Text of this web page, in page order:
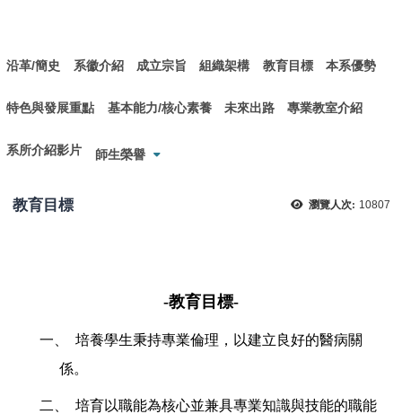
沿革/簡史 系徽介紹 成立宗旨 組織架構 教育目標 本系優勢
特色與發展重點 基本能力/核心素養 未來出路 專業教室介紹
系所介紹影片 師生榮譽
瀏覽人次: 10807
教育目標
-教育目標-
一、 培養學生秉持專業倫理，以建立良好的醫病關
係。
二、 培育以職能為核心並兼具專業知識與技能的職能